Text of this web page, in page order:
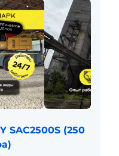
SAC2500S (250